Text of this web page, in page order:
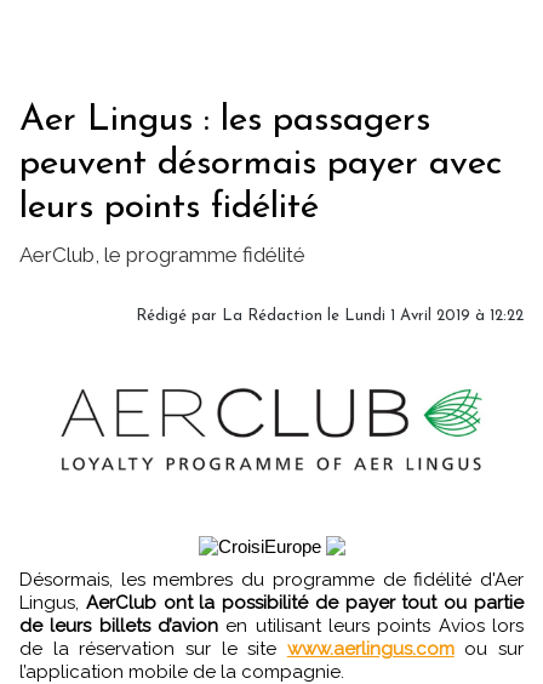
Aer Lingus : les passagers
peuvent désormais payer avec
leurs points fidélité
AerClub, le programme fidélité
Rédigé par La Rédaction le Lundi 1 Avril 2019 à 12:22
Désormais, les membres du programme de fidélité d'Aer
Lingus, AerClub ont la possibilité de payer tout ou partie
de leurs billets d’avion en utilisant leurs points Avios lors
de la réservation sur le site www.aerlingus.comou sur
l’application mobile de la compagnie.